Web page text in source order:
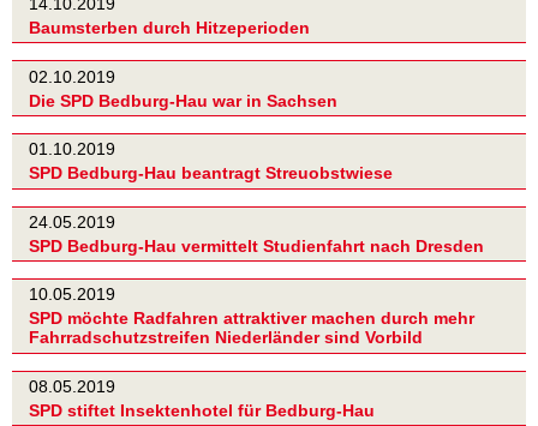
Baumsterben durch Hitzeperioden
02.10.2019
Die SPD Bedburg-Hau war in Sachsen
01.10.2019
SPD Bedburg-Hau beantragt Streuobstwiese
24.05.2019
SPD Bedburg-Hau vermittelt Studienfahrt nach Dresden
10.05.2019
SPD möchte Radfahren attraktiver machen durch mehr
Fahrradschutzstreifen Niederländer sind Vorbild
08.05.2019
SPD stiftet Insektenhotel für Bedburg-Hau